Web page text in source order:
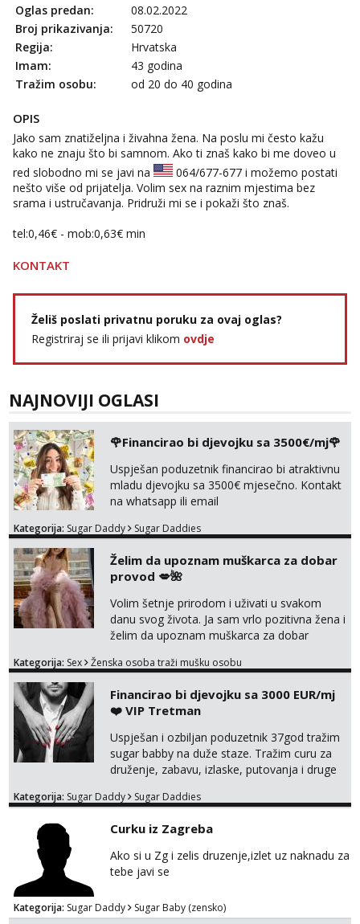
Oglas predan:
08.02.2022
Broj prikazivanja:
50720
Regija:
Hrvatska
Imam:
43 godina
Tražim osobu:
od 20 do 40 godina
OPIS
Jako sam znatiželjna i živahna žena. Na poslu mi često kažu
kako ne znaju što bi samnom. Ako ti znaš kako bi me doveo u
red slobodno mi se javi na
064/677-677 i možemo postati
nešto više od prijatelja. Volim sex na raznim mjestima bez
srama i ustručavanja. Pridruži mi se i pokaži što znaš.
tel:0,46€ - mob:0,63€ min
KONTAKT
Želiš poslati privatnu poruku za ovaj oglas?
Registriraj se ili prijavi klikom ovdje
NAJNOVIJI OGLASI
🌹Financirao bi djevojku sa 3500€/mj🌹
Uspješan poduzetnik financirao bi atraktivnu
mladu djevojku sa 3500€ mjesečno. Kontakt
na whatsapp ili email
Kategorija: Sugar Daddy Sugar Daddies
Želim da upoznam muškarca za dobar
provod 💋🌺
Volim šetnje prirodom i uživati u svakom
danu svog života. Ja sam vrlo pozitivna žena i
želim da upoznam muškarca za dobar
na link ispod i nadji me tamo, cekam te!
Kategorija: Sex Ženska osoba traži mušku osobu
Financirao bi djevojku sa 3000 EUR/mj
❤️ VIP Tretman
Uspješan i ozbiljan poduzetnik 37god tražim
sugar babby na duže staze. Tražim curu za
druženje, zabavu, izlaske, putovanja i druge
otvorena, komunikativna, zgodna i atraktivna
markodalic37@gmail.com
Kategorija: Sugar Daddy Sugar Daddies
Curku iz Zagreba
Ako si u Zg i zelis druzenje,izlet uz naknadu za
tebe javi se
Kategorija: Sugar Daddy Sugar Baby (zensko)